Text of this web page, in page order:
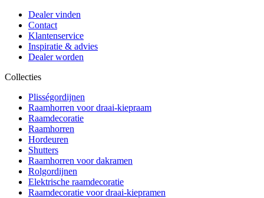
Dealer vinden
Contact
Klantenservice
Inspiratie & advies
Dealer worden
Collecties
Plisségordijnen
Raamhorren voor draai-kiepraam
Raamdecoratie
Raamhorren
Hordeuren
Shutters
Raamhorren voor dakramen
Rolgordijnen
Elektrische raamdecoratie
Raamdecoratie voor draai-kiepramen